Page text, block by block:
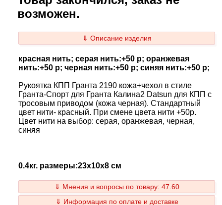
возможен.
⇓ Описание изделия
красная нить; серая нить:+50 р; оранжевая
нить:+50 р; черная нить:+50 р; синяя нить:+50 р;
Рукоятка КПП Гранта 2190 кожа+чехол в стиле
Гранта-Спорт для Гранта Калина2 Datsun для КПП с
тросовым приводом (кожа черная). Стандартный
цвет нити- красный. При смене цвета нити +50р.
Цвет нити на выбор: серая, оранжевая, черная,
синяя
0.4кг. размеры:23x10x8 см
⇓ Мнения и вопросы по товару: 47.60
⇓ Информация по оплате и доставке